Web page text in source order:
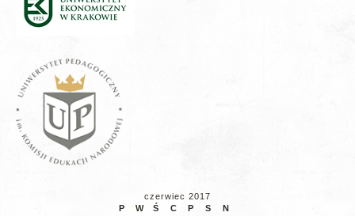
czerwiec 2017
P
W Ś C P S N